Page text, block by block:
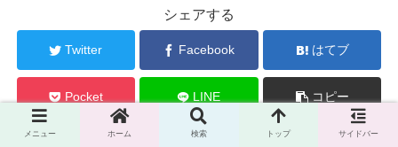
シェアする
Twitter Facebook はてブ
Pocket LINE コピー
メニュー ホーム 検索 トップ サイドバー